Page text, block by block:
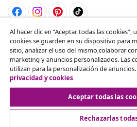
Desistir del contrato
Solicita la cancelación de tu
Desistir del
Servicio al Cliente
Al hacer clic en “Aceptar todas las cookies”,
cookies se guarden en su dispositivo para
sitio, analizar el uso del mismo,colaborar
marketing y anuncios personalizados. Las
utilizan para la personalización de anuncios.
privacidad y cookies
Aceptar todas las
Rechazarlas